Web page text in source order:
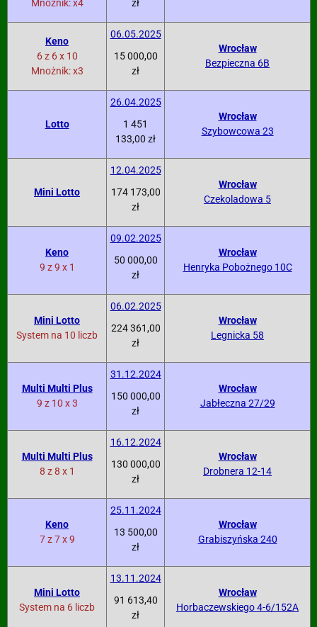
Mnożnik: x4 zł
Keno
6 z 6 x 10
Mnożnik: x3
06.05.2025
15 000,00
zł
Wrocław
Bezpieczna 6B
Lotto
26.04.2025
1 451
133,00 zł
Wrocław
Szybowcowa 23
Mini Lotto
12.04.2025
174 173,00
zł
Wrocław
Czekoladowa 5
Keno
9 z 9 x 1
09.02.2025
50 000,00
zł
Wrocław
Henryka Pobożnego 10C
Mini Lotto
System na 10 liczb
06.02.2025
224 361,00
zł
Wrocław
Legnicka 58
Multi Multi Plus
9 z 10 x 3
31.12.2024
150 000,00
zł
Wrocław
Jabłeczna 27/29
Multi Multi Plus
8 z 8 x 1
16.12.2024
130 000,00
zł
Wrocław
Drobnera 12-14
Keno
7 z 7 x 9
25.11.2024
13 500,00
zł
Wrocław
Grabiszyńska 240
Mini Lotto
System na 6 liczb
13.11.2024
91 613,40
zł
Wrocław
Horbaczewskiego 4-6/152A